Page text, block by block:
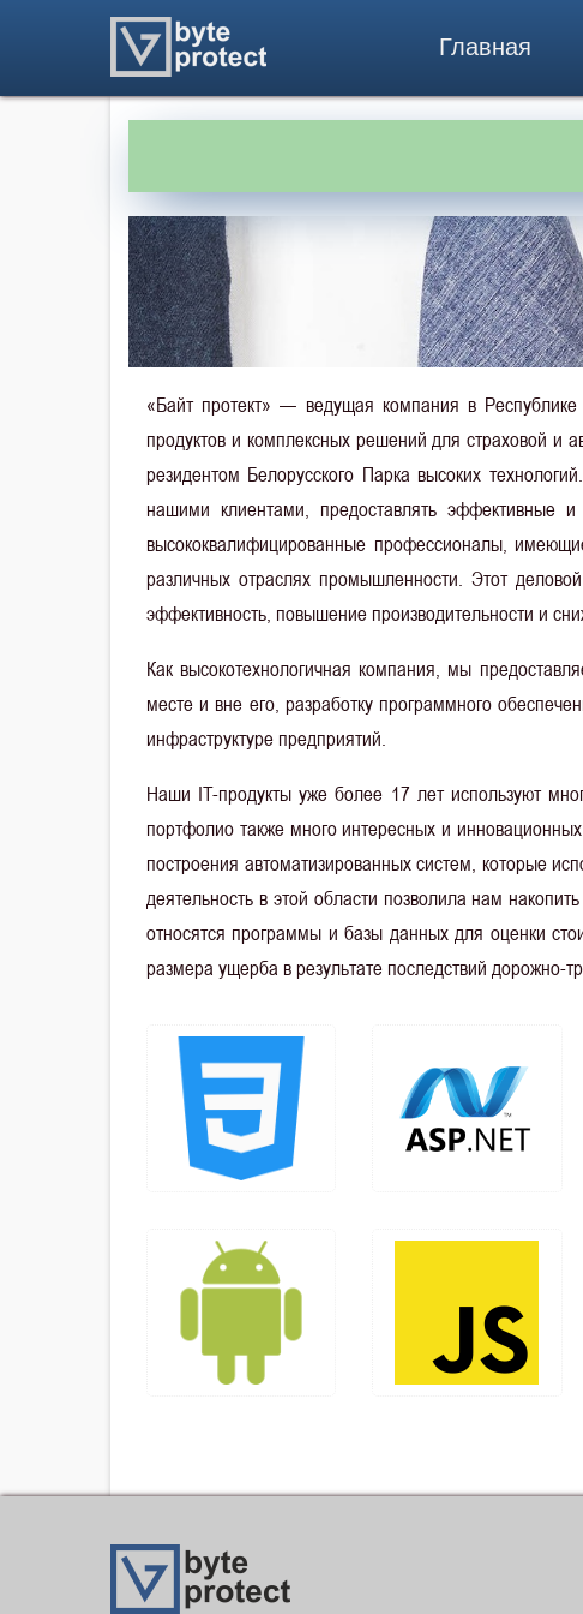
Главная
«Байт протект» — ведущая компания в
продуктов и комплексных решений для страховой
резидентом Белорусского Парка высоких
нашими клиентами, предоставлять
высококвалифицированные профессионалы,
различных отраслях промышленности. Этот
эффективность, повышение производительности и
Как высокотехнологичная компания, мы
месте и вне его, разработку программного
инфраструктуре предприятий.
Наши IT-продукты уже более 17 лет используют
портфолио также много интересных и
построения автоматизированных систем, которые
деятельность в этой области позволила нам
относятся программы и базы данных для оценки
размера ущерба в результате последствий дорожно-